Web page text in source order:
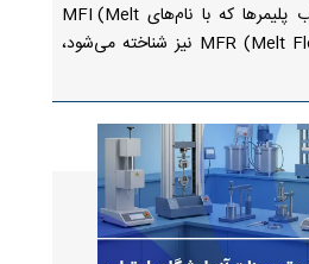
دستگاه شاخص جریان مذاب پلیمرها که با نام‌های MFI (Melt
Flow Index) یا MFR (Melt Flow Rate) نیز شناخته می‌شود،